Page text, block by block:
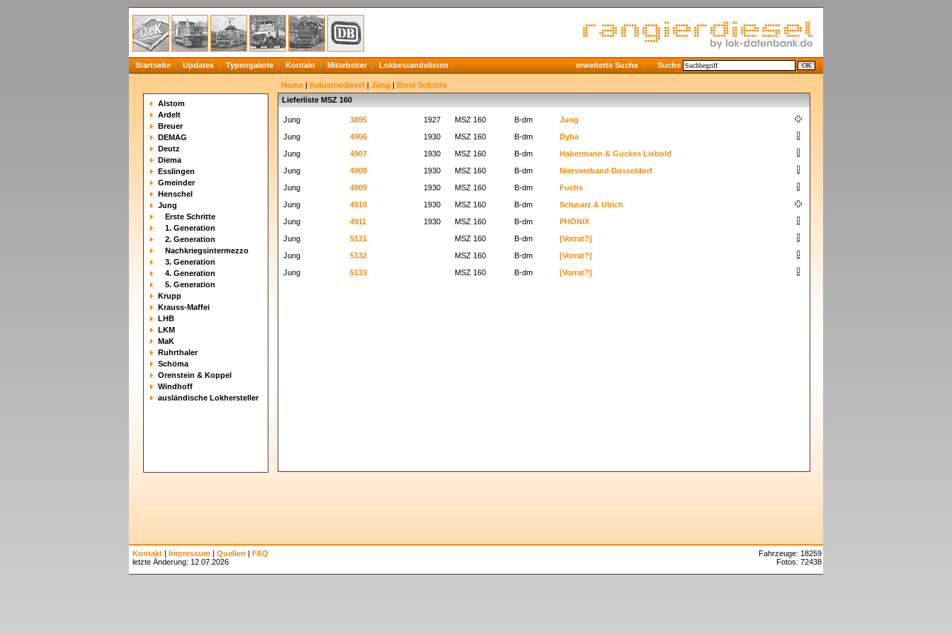
Startseite Updates Typengalerie Kontakt Mitarbeiter Lokbestandslisten erweiterte Suche Suche
Alstom
Ardelt
Breuer
DEMAG
Deutz
Diema
Esslingen
Gmeinder
Henschel
Jung
Erste Schritte
1. Generation
2. Generation
Nachkriegsintermezzo
3. Generation
4. Generation
5. Generation
Krupp
Krauss-Maffei
LHB
LKM
MaK
Ruhrthaler
Schöma
Orenstein & Koppel
Windhoff
ausländische Lokhersteller
Home | Industriediesel | Jung | Erste Schritte
Lieferliste MSZ 160
Jung 3895 1927 MSZ 160 B-dm
Jung
Jung
4906 1930 MSZ 160 B-dm
Dyba
Jung
4907 1930 MSZ 160 B-dm
Habermann & Guckes Liebold
Jung
4908 1930 MSZ 160 B-dm
Niersverband Düsseldorf
Jung
4909 1930 MSZ 160 B-dm
Fuchs
Jung
4910 1930 MSZ 160 B-dm
Schwarz & Ulrich
Jung
4911 1930 MSZ 160 B-dm
PHÖNIX
Jung
5131 MSZ 160 B-dm
[Vorrat?]
Jung
5132 MSZ 160 B-dm
[Vorrat?]
Jung
5133 MSZ 160 B-dm [Vorrat?]
Kontakt | Impressum | Quellen | FAQ
letzte Änderung: 12.07.2026
Fahrzeuge: 18259
Fotos: 72438